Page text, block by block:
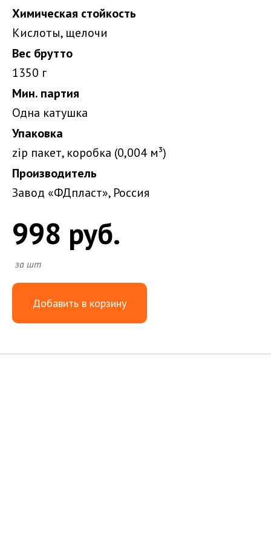
Химическая стойкость
Кислоты, щелочи
Вес брутто
1350 г
Мин. партия
Одна катушка
Упаковка
zip пакет, коробка (0,004 м³)
Производитель
Завод «ФДпласт», Россия
998 руб.
за шт
Добавить в корзину